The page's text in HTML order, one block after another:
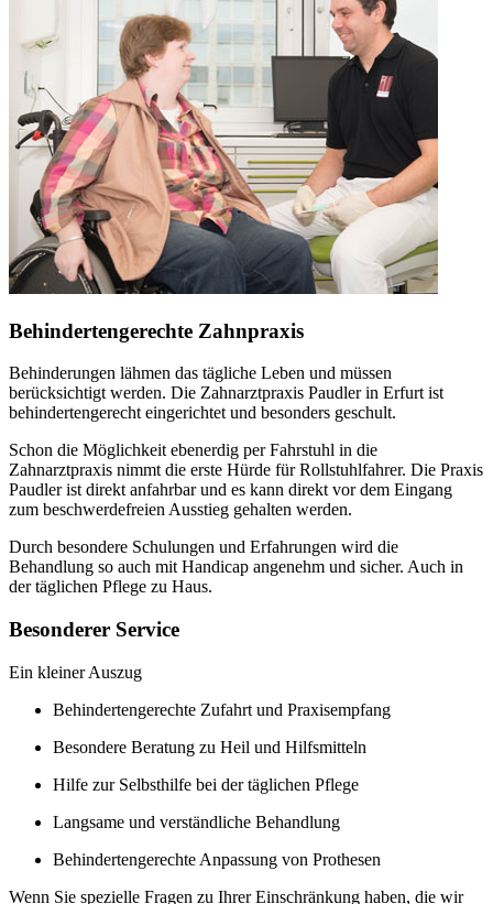
Behindertengerechte Zahnpraxis
Behinderungen lähmen das tägliche Leben und müssen
berücksichtigt werden. Die Zahnarztpraxis Paudler in Erfurt ist
behindertengerecht eingerichtet und besonders geschult.
Schon die Möglichkeit ebenerdig per Fahrstuhl in die
Zahnarztpraxis nimmt die erste Hürde für Rollstuhlfahrer. Die Praxis
Paudler ist direkt anfahrbar und es kann direkt vor dem Eingang
zum beschwerdefreien Ausstieg gehalten werden.
Durch besondere Schulungen und Erfahrungen wird die
Behandlung so auch mit Handicap angenehm und sicher. Auch in
der täglichen Pflege zu Haus.
Besonderer Service
Ein kleiner Auszug
Behindertengerechte Zufahrt und Praxisempfang
Besondere Beratung zu Heil und Hilfsmitteln
Hilfe zur Selbsthilfe bei der täglichen Pflege
Langsame und verständliche Behandlung
Behindertengerechte Anpassung von Prothesen
Wenn Sie spezielle Fragen zu Ihrer Einschränkung haben, die wir